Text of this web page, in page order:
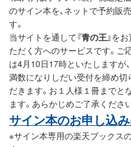
のサイン本を、ネットで予約販
す。
当サイトを通して『青の王』を
ただく方へのサービスです。ご
は4月10日17時といたしますが
満数になりしだい受付を締め切
だきます。お１人様１冊までと
ます。あらかじめご了承ください
サイン本のお申し込み
※サイン本専用の楽天ブックス